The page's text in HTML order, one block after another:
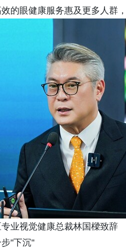
的眼健康服务惠及更多人群
业视觉健康总裁林国樑致辞
"下沉"